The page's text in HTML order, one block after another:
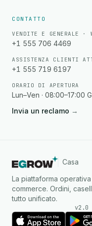
CONTATTO
VENDITE E GENERALE ·
+1 555 706 4469
ASSISTENZA CLIENTI
+1 555 719 6197
ORARIO DI APERTURA
Lun–Ven · 08:00–17:00
Invia un reclamo →
Casa
La piattaforma
commerce. Ordini,
tutto unificato.
v2.0